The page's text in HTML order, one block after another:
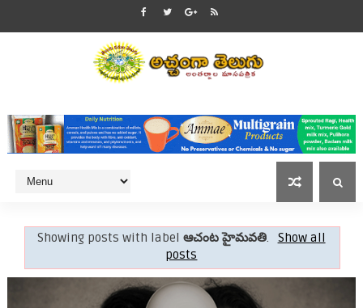
Showing posts with labelఆచంట హైమవతి.
Show all
posts